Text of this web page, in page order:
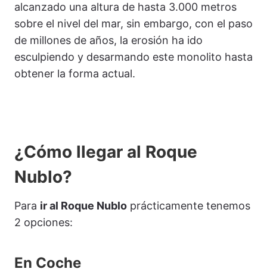
alcanzado una altura de hasta 3.000 metros
sobre el nivel del mar, sin embargo, con el paso
de millones de años, la erosión ha ido
esculpiendo y desarmando este monolito hasta
obtener la forma actual.
¿Cómo llegar al Roque
Nublo?
Para ir al Roque Nublo prácticamente tenemos
2 opciones:
En Coche